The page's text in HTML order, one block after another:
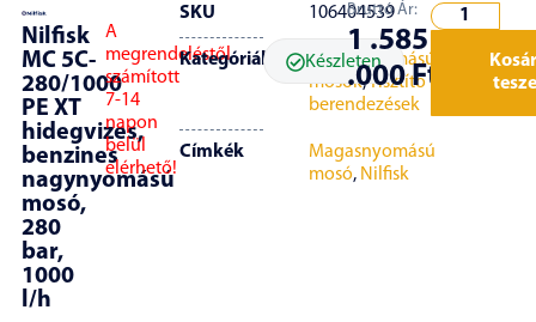
Nilfisk
MC 5C-
280/1000
PE XT
hidegvizes,
benzines
nagynyomású
mosó,
280
bar,
1000
l/h
A
megrendeléstől
számított
7-14
napon
belül
elérhető!
SKU 106404539
Kategóriák
Magasnyomású
mosók,Tisztító
berendezések
Címkék
Magasnyomású
mosó, Nilfisk
Készleten
Bruttó Ár:
1 .585
.000Ft